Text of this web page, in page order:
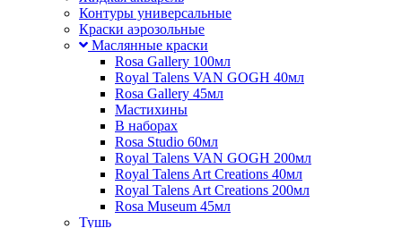
Контуры универсальные
Краски аэрозольные
Маслянные краски
Rosa Gallery 100мл
Royal Talens VAN GOGH 40мл
Rosa Gallery 45мл
Мастихины
В наборах
Rosa Studio 60мл
Royal Talens VAN GOGH 200мл
Royal Talens Art Creations 40мл
Royal Talens Art Creations 200мл
Rosa Museum 45мл
Тушь